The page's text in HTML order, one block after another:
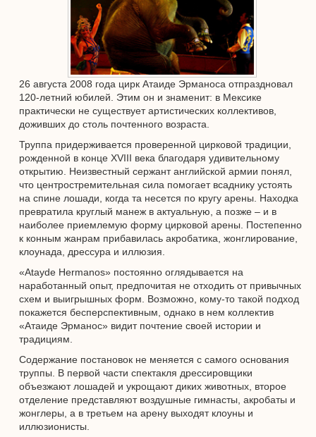
26 августа 2008 года цирк Атаиде Эрманоса отпраздновал
120-летний юбилей. Этим он и знаменит: в Мексике
практически не существует артистических коллективов,
доживших до столь почтенного возраста.
Труппа придерживается проверенной цирковой традиции,
рожденной в конце XVIII века благодаря удивительному
открытию. Неизвестный сержант английской армии понял,
что центростремительная сила помогает всаднику устоять
на спине лошади, когда та несется по кругу арены. Находка
превратила круглый манеж в актуальную, а позже – и в
наиболее приемлемую форму цирковой арены. Постепенно
к конным жанрам прибавилась акробатика, жонглирование,
клоунада, дрессура и иллюзия.
«Atayde Hermanos» постоянно оглядывается на
наработанный опыт, предпочитая не отходить от привычных
схем и выигрышных форм. Возможно, кому-то такой подход
покажется бесперспективным, однако в нем коллектив
«Атаиде Эрманос» видит почтение своей истории и
традициям.
Содержание постановок не меняется с самого основания
труппы. В первой части спектакля дрессировщики
объезжают лошадей и укрощают диких животных, второе
отделение представляют воздушные гимнасты, акробаты и
жонглеры, а в третьем на арену выходят клоуны и
иллюзионисты.